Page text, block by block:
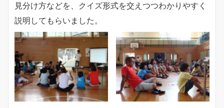
見分け方などを、クイズ形式を交えつつわかりやすく
説明してもらいました。